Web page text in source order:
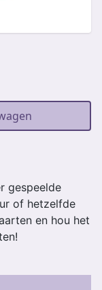
gespeelde
of hetzelfde
en hou het